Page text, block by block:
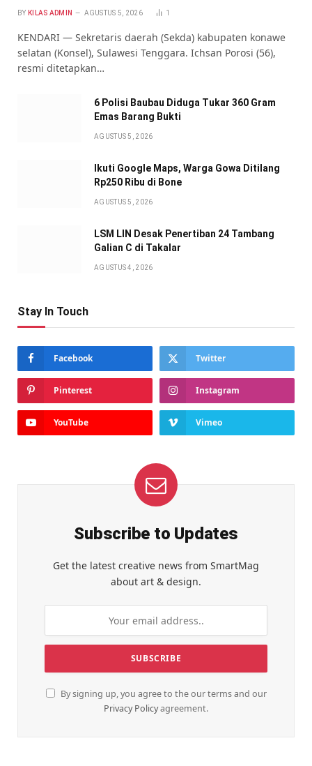
BY KILAS ADMIN AGUSTUS 5, 2026 1
KENDARI — Sekretaris daerah (Sekda) kabupaten konawe
selatan (Konsel), Sulawesi Tenggara. Ichsan Porosi (56),
resmi ditetapkan…
6 Polisi Baubau Diduga Tukar 360 Gram
Emas Barang Bukti
AGUSTUS 5, 2026
Ikuti Google Maps, Warga Gowa Ditilang
Rp250 Ribu di Bone
AGUSTUS 5, 2026
LSM LIN Desak Penertiban 24 Tambang
Galian C di Takalar
AGUSTUS 4, 2026
Stay In Touch
Facebook Twitter
Pinterest Instagram
YouTube Vimeo
Subscribe to Updates
Get the latest creative news from SmartMag
about art & design.
By signing up, you agree to the our terms and our
Privacy Policyagreement.